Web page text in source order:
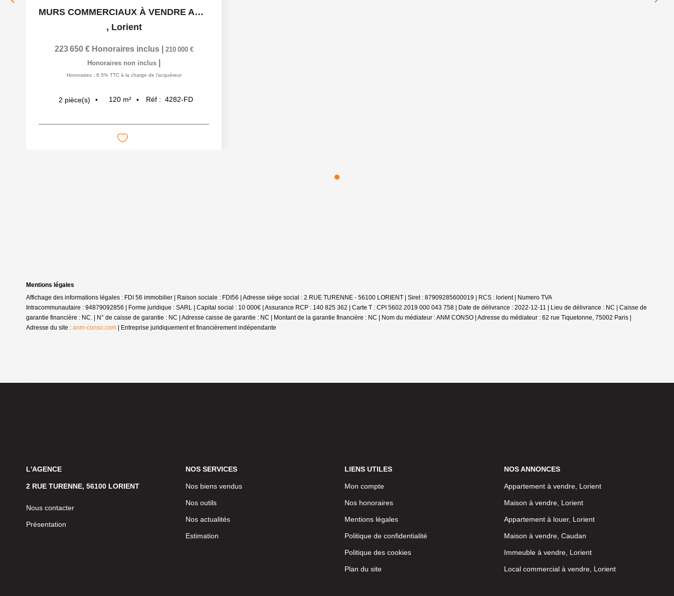
MURS COMMERCIAUX À VENDRE AU CENTRE VILLE DE LORIENT
, Lorient
223 650 € Honoraires inclus
210 000 €
Honoraires non inclus
Honoraires : 6,5% TTC à la charge de l'acquéreur
2 pièce(s) 120 m² Réf : 4282-FD
Mentions légales
Affichage des informations légales : FDI 56 immobilier | Raison sociale : FDI56 | Adresse siège social : 2 RUE TURENNE - 56100 LORIENT | Siret : 87909285600019 | RCS : lorient | Numero TVA
Intracommunautaire : 94879092856 | Forme juridique : SARL | Capital social : 10 000€ | Assurance RCP : 140 825 362 | Carte T : CPI 5602 2019 000 043 758 | Date de délivrance : 2022-12-11 | Lieu de délivrance : NC | Caisse de
garantie financière : NC. | N° de caisse de garantie : NC | Adresse caisse de garantie : NC | Montant de la garantie financière : NC | Nom du médiateur : ANM CONSO | Adresse du médiateur : 62 rue Tiquetonne, 75002 Paris |
Adresse du site : anm-conso.com Entreprise juridiquement et financièrement indépendante
L'AGENCE
2 RUE TURENNE, 56100 LORIENT
Nous contacter
Présentation
NOS SERVICES
Nos biens vendus
Nos outils
Nos actualités
Estimation
LIENS UTILES
Mon compte
Nos honoraires
Mentions légales
Politique de confidentialité
Politique des cookies
Plan du site
NOS ANNONCES
Appartement à vendre, Lorient
Maison à vendre, Lorient
Appartement à louer, Lorient
Maison à vendre, Caudan
Immeuble à vendre, Lorient
Local commercial à vendre, Lorient